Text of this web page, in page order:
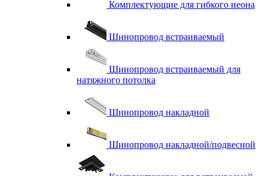
Комплектующие для гибкого неона
Шинопровод встраиваемый
Шинопровод встраиваемый для
натяжного потолка
Шинопровод накладной
Шинопровод накладной/подвесной